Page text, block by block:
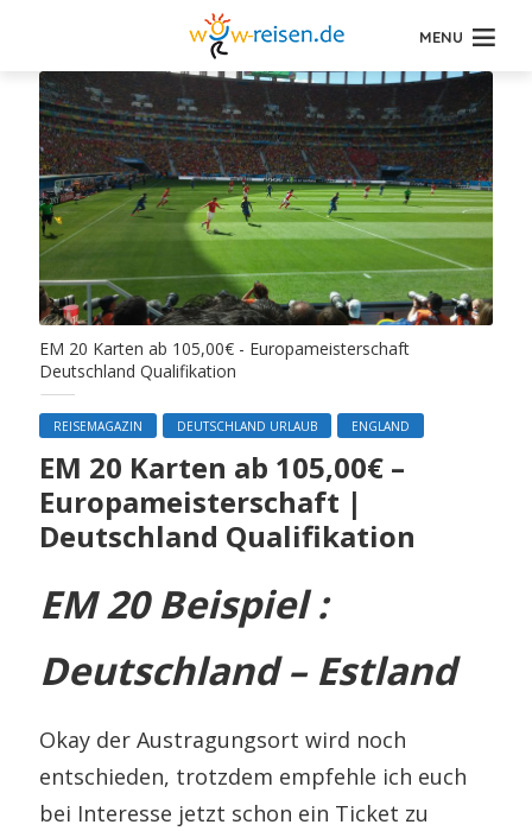
MENU
EM 20 Karten ab 105,00€ - Europameisterschaft
Deutschland Qualifikation
REISEMAGAZIN DEUTSCHLAND URLAUB ENGLAND
EM 20 Karten ab 105,00€ –
Europameisterschaft |
Deutschland Qualifikation
EM 20 Beispiel :
Deutschland – Estland
Okay der Austragungsort wird noch
entschieden, trotzdem empfehle ich euch
bei Interesse jetzt schon ein Ticket zu